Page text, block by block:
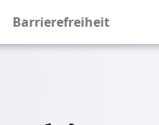
Barrierefreiheit